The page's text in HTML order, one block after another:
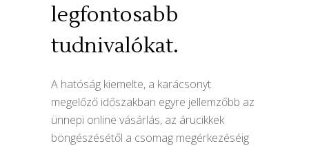
legfontosabb
tudnivalókat.
A hatóság kiemelte, a karácsonyt
megelőző időszakban egyre jellemzőbb az
ünnepi online vásárlás, az árucikkek
böngészésétől a csomag megérkezéséig